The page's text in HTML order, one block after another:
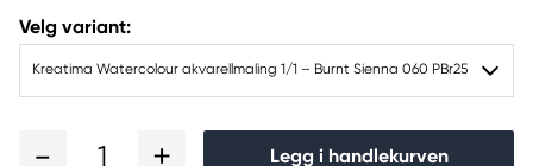
Velg variant:
Kreatima Watercolour akvarellmaling 1/1 – Burnt Sienna 060 PBr25
1 Legg i handlekurven